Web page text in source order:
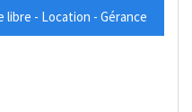
libre - Location - Gérance